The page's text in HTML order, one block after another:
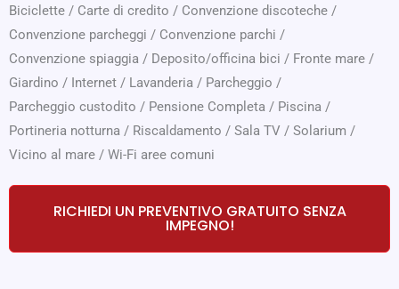
Biciclette / Carte di credito / Convenzione discoteche /
Convenzione parcheggi / Convenzione parchi /
Convenzione spiaggia / Deposito/officina bici / Fronte mare /
Giardino / Internet / Lavanderia / Parcheggio /
Parcheggio custodito / Pensione Completa / Piscina /
Portineria notturna / Riscaldamento / Sala TV / Solarium /
Vicino al mare / Wi-Fi aree comuni
RICHIEDI UN PREVENTIVO GRATUITO SENZA
IMPEGNO!